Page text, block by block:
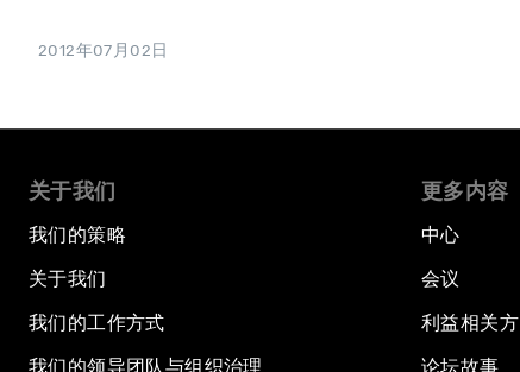
2012年07月02日
关于我们
我们的策略
关于我们
我们的工作方式
我们的领导团队与组织治理
更多内容
中心
会议
利益相关方
论坛故事